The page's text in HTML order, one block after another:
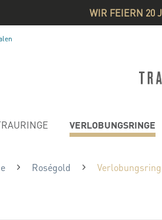
WIR FEIERN 20
VERLOBUNGSRINGE
Roségold